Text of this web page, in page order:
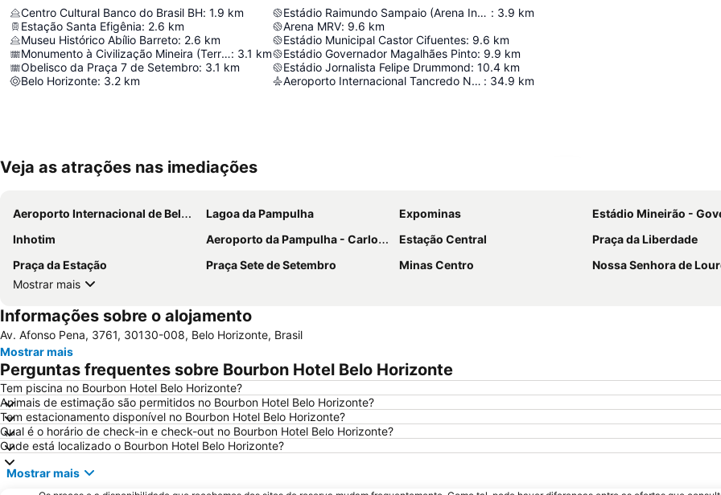
Centro Cultural Banco do Brasil BH: 1.9 km
Estação Santa Efigênia: 2.6 km
Museu Histórico Abílio Barreto: 2.6 km
Monumento à Civilização Mineira (Terra Mineira): 3.1 km
Obelisco da Praça 7 de Setembro: 3.1 km
Belo Horizonte: 3.2 km
Estádio Raimundo Sampaio (Arena Independência) : 3.9 km
Arena MRV: 9.6 km
Estádio Municipal Castor Cifuentes: 9.6 km
Estádio Governador Magalhães Pinto: 9.9 km
Estádio Jornalista Felipe Drummond: 10.4 km
Aeroporto Internacional Tancredo Neves : 34.9 km
Veja as atrações nas imediações
Aeroporto Internacional de Belo Horizonte-Confins Lagoa da Pampulha Expominas
Estádio Mineirão - Governador
Inhotim
Aeroporto da Pampulha - Carlos Drummond de Andrade Estação Central
Praça da Liberdade
Praça da Estação
Praça Sete de Setembro Minas Centro
Nossa Senhora de
Mostrar mais
Informações sobre o alojamento
Av. Afonso Pena, 3761, 30130-008, Belo Horizonte, Brasil
Mostrar mais
Perguntas frequentes sobre Bourbon Hotel Belo Horizonte
Tem piscina no Bourbon Hotel Belo Horizonte?
Animais de estimação são permitidos no Bourbon Hotel Belo Horizonte?
Tem estacionamento disponível no Bourbon Hotel Belo Horizonte?
Qual é o horário de check-in e check-out no Bourbon Hotel Belo Horizonte?
Onde está localizado o Bourbon Hotel Belo Horizonte?
Mostrar mais